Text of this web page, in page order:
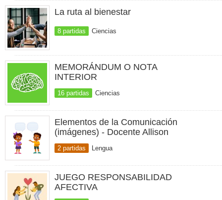
La ruta al bienestar
8 partidas Ciencias
MEMORÁNDUM O NOTA
INTERIOR
16 partidas Ciencias
Elementos de la Comunicación
(imágenes) - Docente Allison
2 partidas Lengua
JUEGO RESPONSABILIDAD
AFECTIVA